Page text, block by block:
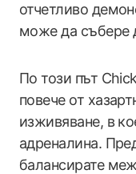
отчетливо
може да събере
По този път
повече от
изживяване, в
адреналина.
балансирате